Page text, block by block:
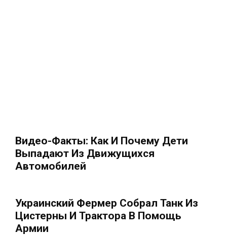
Видео-Факты: Как И Почему Дети
Выпадают Из Движущихся
Автомобилей
Украинский Фермер Собрал Танк Из
Цистерны И Трактора В Помощь
Армии